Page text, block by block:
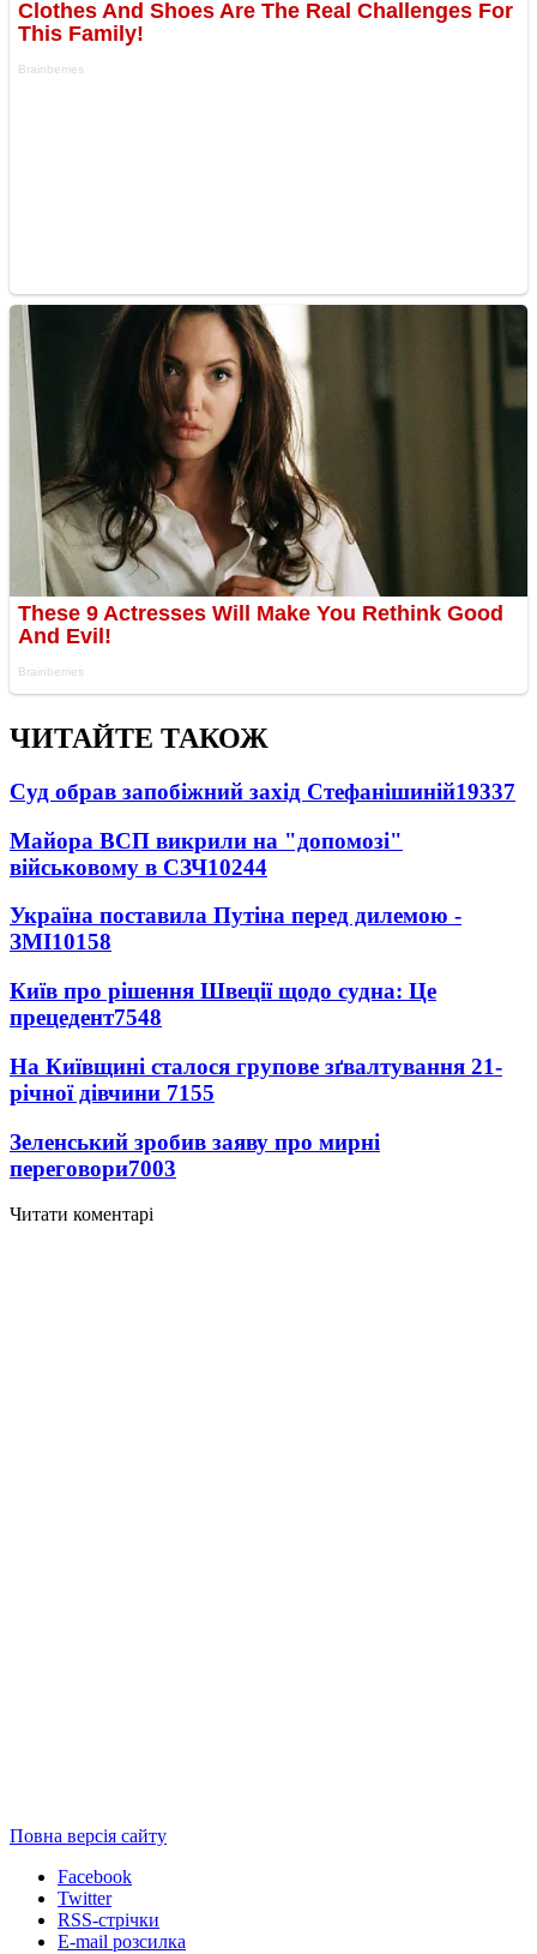
ЧИТАЙТЕ ТАКОЖ
Суд обрав запобіжний захід Стефанішиній19337
Майора ВСП викрили на "допомозі"
військовому в СЗЧ10244
Україна поставила Путіна перед дилемою -
ЗМІ10158
Київ про рішення Швеції щодо судна: Це
прецедент7548
На Київщині сталося групове зґвалтування 21-
річної дівчини 7155
Зеленський зробив заяву про мирні
переговори7003
Читати коментарі
Повна версія сайту
Facebook
Twitter
RSS-стрічки
E-mail розсилка